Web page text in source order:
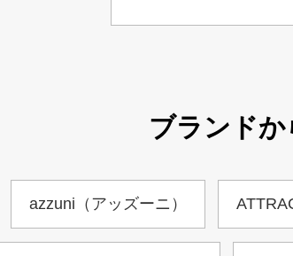
ブランドか
azzuni（アッズーニ）